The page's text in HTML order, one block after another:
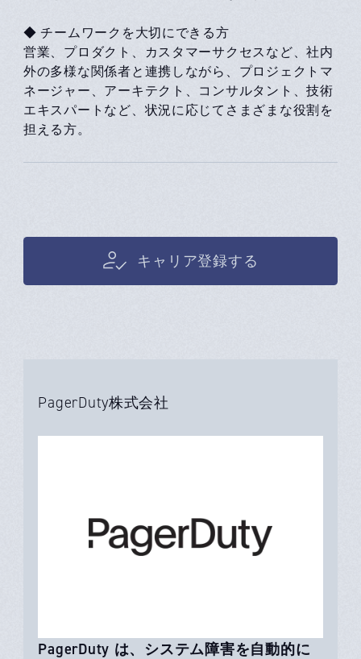
◆ チームワークを大切にできる方
営業、プロダクト、カスタマーサクセスなど、社内
外の多様な関係者と連携しながら、プロジェクトマ
ネージャー、アーキテクト、コンサルタント、技術
エキスパートなど、状況に応じてさまざまな役割を
担える方。
キャリア登録する
PagerDuty株式会社
PagerDuty は、システム障害を自動的に